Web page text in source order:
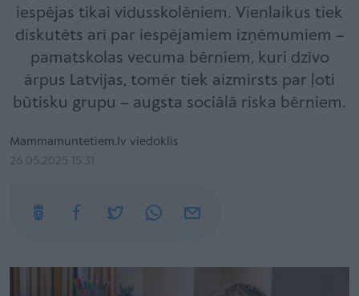
iespējas tikai vidusskolēniem. Vienlaikus tiek
diskutēts arī par iespējamiem izņēmumiem –
pamatskolas vecuma bērniem, kuri dzīvo
ārpus Latvijas, tomēr tiek aizmirsts par ļoti
būtisku grupu – augsta sociālā riska bērniem.
Mammamuntetiem.lv viedoklis
26.05.2025 15:31